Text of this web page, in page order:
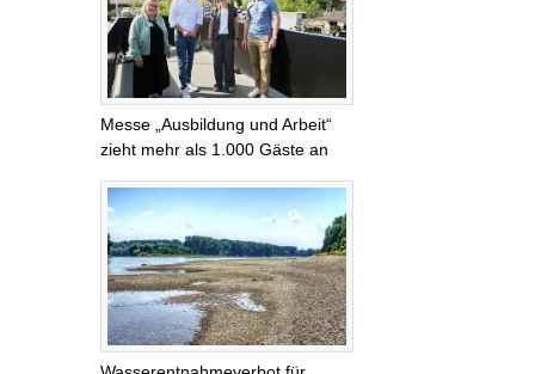
Messe „Ausbildung und Arbeit“
zieht mehr als 1.000 Gäste an